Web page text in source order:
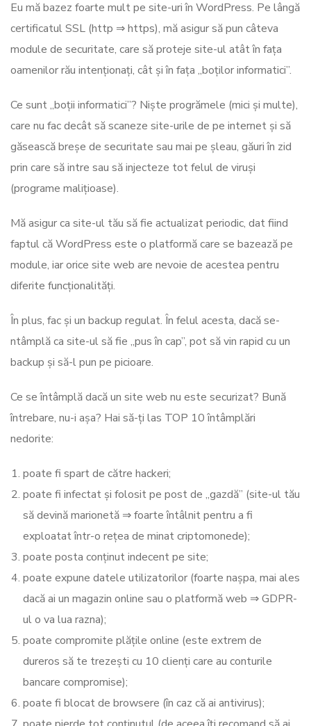
Eu mă bazez foarte mult pe site-uri în WordPress. Pe lângă
certificatul SSL (http ⇒ https), mă asigur să pun câteva
module de securitate, care să proteje site-ul atât în fața
oamenilor rău intenționați, cât și în fața „boților informatici”.
Ce sunt „boții informatici”? Niște progrămele (mici și multe),
care nu fac decât să scaneze site-urile de pe internet și să
găsească breșe de securitate sau mai pe șleau, găuri în zid
prin care să intre sau să injecteze tot felul de viruși
(programe malițioase).
Mă asigur ca site-ul tău să fie actualizat periodic, dat fiind
faptul că WordPress este o platformă care se bazează pe
module, iar orice site web are nevoie de acestea pentru
diferite funcționalități.
În plus, fac și un backup regulat. În felul acesta, dacă se-
ntâmplă ca site-ul să fie „pus în cap”, pot să vin rapid cu un
backup și să-l pun pe picioare.
Ce se întâmplă dacă un site web nu este securizat? Bună
întrebare, nu-i așa? Hai să-ți las TOP 10 întâmplări
nedorite:
poate fi spart de către hackeri;
poate fi infectat și folosit pe post de „gazdă” (site-ul tău
să devină marionetă ⇒ foarte întâlnit pentru a fi
exploatat într-o rețea de minat criptomonede);
poate posta conținut indecent pe site;
poate expune datele utilizatorilor (foarte nașpa, mai ales
dacă ai un magazin online sau o platformă web ⇒ GDPR-
ul o va lua razna);
poate compromite plățile online (este extrem de
dureros să te trezești cu 10 clienți care au conturile
bancare compromise);
poate fi blocat de browsere (în caz că ai antivirus);